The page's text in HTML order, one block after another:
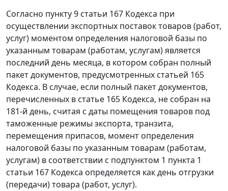
Согласно пункту 9 статьи 167 Кодекса при
осуществлении экспортных поставок товаров (работ,
услуг) моментом определения налоговой базы по
указанным товарам (работам, услугам) является
последний день месяца, в котором собран полный
пакет документов, предусмотренных статьей 165
Кодекса. В случае, если полный пакет документов,
перечисленных в статье 165 Кодекса, не собран на
181-й день, считая с даты помещения товаров под
таможенные режимы экспорта, транзита,
перемещения припасов, момент определения
налоговой базы по указанным товарам (работам,
услугам) в соответствии с подпунктом 1 пункта 1
статьи 167 Кодекса определяется как день отгрузки
(передачи) товара (работ, услуг).